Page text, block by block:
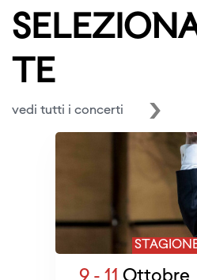
TE
vedi tutti i concerti